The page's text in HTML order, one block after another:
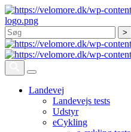
Søg
Landevej
Landevejs tests
Udstyr
eCykling